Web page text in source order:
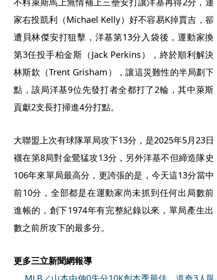
家右投凱利（Michael Kelly）好不容易K掉賈吉，卻
遭貝林傑安打狙擊，洋基第13分入袋後，運動家換
第3任投手柏金斯（Jack Perkins），終於順利解決
林斯欽（Trent Grisham），讓這災難性的半局劃下
點，該局洋基9位先發打者全都打了2輪，其中萊斯
貢獻2支長打掃進4分打點。
大聯盟上次有球隊單局攻下13分，是2025年5月23日
襪在第8局對金鶯猛攻13分，另外洋基不但締造隊史
106年來單局最高分，更誇張的是，今天這13分當中
前10分，全部都是在運動家尚未抓到任何出局數前
進帳的，創下1974年有完整紀錄以來，單局產生出
數之前所攻下的最多分。
更多三立新聞網報導